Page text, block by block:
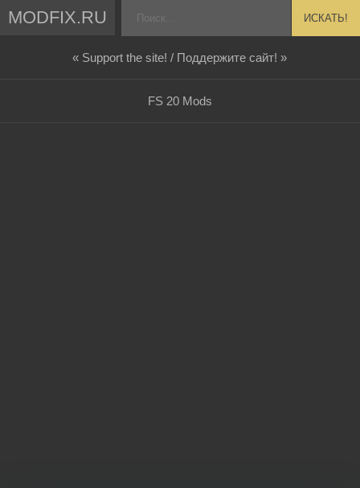
MODFIX.RU ИСКАТЬ!
« Support the site! / Поддержите сайт! »
FS 20 Mods